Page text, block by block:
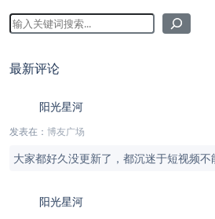
最新评论
阳光星河
发表在： 博友广场
大家都好久没更新了，都沉迷于短视频不
阳光星河